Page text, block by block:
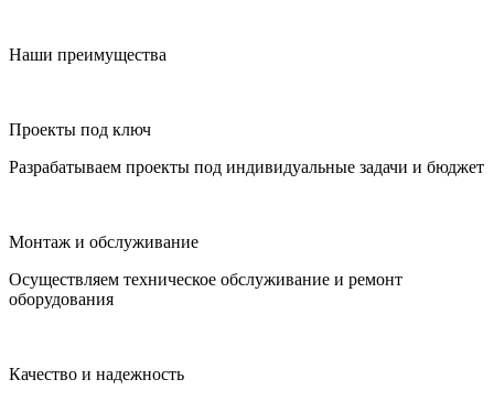
Наши преимущества
Проекты под ключ
Разрабатываем проекты под индивидуальные задачи и бюджет
Монтаж и обслуживание
Осуществляем техническое обслуживание и ремонт
оборудования
Качество и надежность